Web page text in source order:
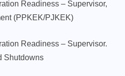
Readiness – Supervisor,
(PPKEK/PJKEK)
Readiness – Supervisor.
Shutdowns